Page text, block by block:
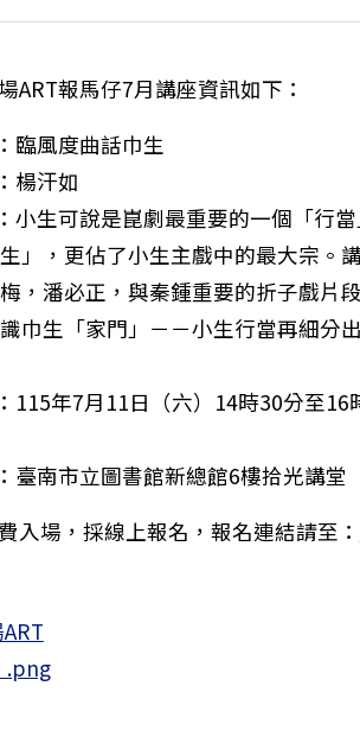
少年福利服務中心辦理「臺南青力
ART報馬仔7月講座資訊如下：
臨風度曲話巾生
楊汗如
小生可說是崑劇最重要的一個「行
」，更佔了小生主戲中的最大宗。
，潘必正，與秦鍾重要的折子戲片
巾生「家門」－－小生行當再細分
115年7月11日（六）14時30分至
臺南市立圖書館新總館6樓拾光講堂
入場，採線上報名，報名連結請至：